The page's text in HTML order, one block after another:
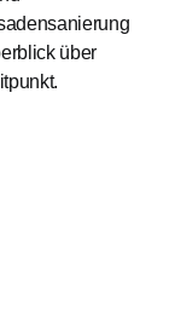
über